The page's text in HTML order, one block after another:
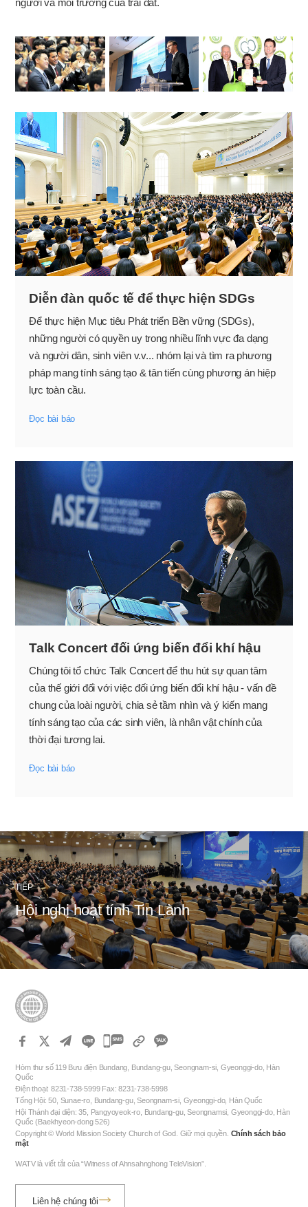
người và môi trường của trái đất.
Diễn đàn quốc tế để thực hiện SDGs
Để thực hiện Mục tiêu Phát triển Bền vững (SDGs),
những người có quyền uy trong nhiều lĩnh vực đa dạng
và người dân, sinh viên v.v... nhóm lại và tìm ra phương
pháp mang tính sáng tạo & tân tiến cùng phương án hiệp
lực toàn cầu.
Đọc bài báo
Talk Concert đối ứng biến đổi khí hậu
Chúng tôi tổ chức Talk Concert để thu hút sự quan tâm
của thế giới đối với việc đối ứng biến đổi khí hậu - vấn đề
chung của loài người, chia sẻ tầm nhìn và ý kiến mang
tính sáng tạo của các sinh viên, là nhân vật chính của
thời đại tương lai.
Đọc bài báo
TIẾP
Hội nghị hoạt tính Tin Lành
카
오
톡
공
하
Hòm thư số 119 Bưu điện Bundang, Bundang-gu, Seongnam-si, Gyeonggi-do, Hàn
Quốc
Điện thoại: 8231-738-5999 Fax: 8231-738-5998
Tổng Hội: 50, Sunae-ro, Bundang-gu, Seongnam-si, Gyeonggi-do, Hàn Quốc
Hội Thánh đại diện: 35, Pangyoyeok-ro, Bundang-gu, Seongnamsi, Gyeonggi-do, Hàn
Quốc (Baekhyeon-dong 526)
Copyright © World Mission Society Church of God. Giữ mọi quyền. Chính sách bảo
mật
WATV là viết tắt của “Witness of Ahnsahnghong TeleVision”.
Liên hệ chúng tôi